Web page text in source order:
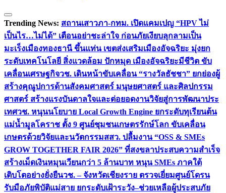
Trending News: สถานเสาวภา-กทม. เปิดแคมเปญ “HPV ไม่
เป็นไร…ไม่ได้” เตือนอย่าชะล่าใจ ก่อนภัยเงียบลุกลามเป็น
มะเร็งเมืองทองธานี ขึ้นแท่น เขตส่งเสริมเมืองอัจฉริยะ มุ่งยก
ระดับเทคโนโลยี สิ่งแวดล้อม ปักหมุด เมืองอัจฉริยะมีชีวิต ขับ
เคลื่อนเศรษฐกิจวช. เดินหน้าขับเคลื่อน “รางวัลธัชชา” ยกย่องผู้
สร้างคุณูปการด้านสังคมศาสตร์ มนุษยศาสตร์ และศิลปกรรม
ศาสตร์ สร้างแรงบันดาลใจและต่อยอดงานวิจัยสู่การพัฒนาประ
เทศวช. หนุนนโยบาย Local Growth Engine ยกระดับทุเรียนต้น
แม่น้ำมูลโคราช ตั้ง 9 ศูนย์ชุมชนเกษตรรักษ์โลก ขับเคลื่อน
เกษตรด้วยวิจัยและนวัตกรรมสสว. ปลื้มงาน “OSS & SMEs
GROW TOGETHER FAIR 2026” ที่สงขลาประสบความสำเร็จ
สร้างเม็ดเงินหมุนเวียนกว่า 5 ล้านบาท หนุน SMEs ภาคใต้
เติบโตอย่างยั่งยืนวช. – จังหวัดเชียงราย ตรวจเยี่ยมศูนย์โดรน
รับมือภัยพิบัติแม่สาย ยกระดับเฝ้าระวัง–ช่วยเหลือผู้ประสบภัย